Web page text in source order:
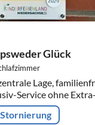
Glück
Lage,
sowie im Garten,